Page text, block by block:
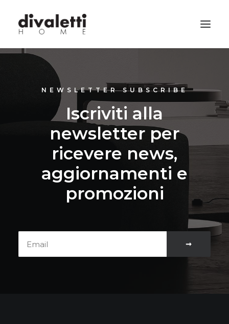
NEWSLETTER SUBSCRIBE
Iscriviti alla
newsletter per
ricevere news,
aggiornamenti e
promozioni